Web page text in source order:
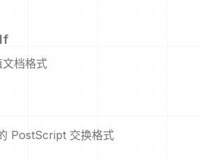
档格式
PostScript 交换格式